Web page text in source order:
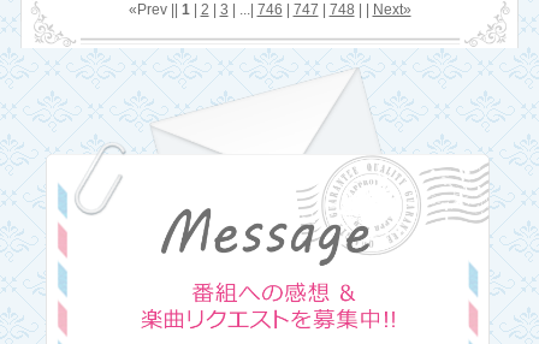
«Prev || 1| 2 3 | ...| 746 747 748 Next»